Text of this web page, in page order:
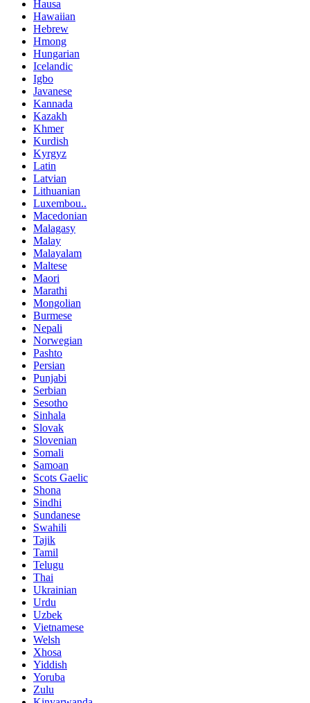
Hausa
Hawaiian
Hebrew
Hmong
Hungarian
Icelandic
Igbo
Javanese
Kannada
Kazakh
Khmer
Kurdish
Kyrgyz
Latin
Latvian
Lithuanian
Luxembou..
Macedonian
Malagasy
Malay
Malayalam
Maltese
Maori
Marathi
Mongolian
Burmese
Nepali
Norwegian
Pashto
Persian
Punjabi
Serbian
Sesotho
Sinhala
Slovak
Slovenian
Somali
Samoan
Scots Gaelic
Shona
Sindhi
Sundanese
Swahili
Tajik
Tamil
Telugu
Thai
Ukrainian
Urdu
Uzbek
Vietnamese
Welsh
Xhosa
Yiddish
Yoruba
Zulu